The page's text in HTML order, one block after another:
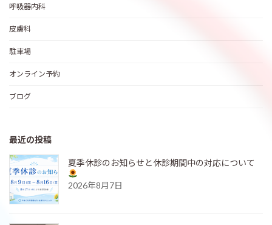
呼吸器内科
皮膚科
駐車場
オンライン予約
ブログ
最近の投稿
夏季休診のお知らせと休診期間中の対応について
2026年8月7日